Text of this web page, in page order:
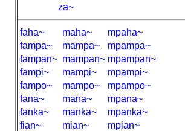
za~
faha~ maha~
mpaha~
fampa~
mampa~
mpampa~
fampan~ mampan~ mpampan~
fampi~
mampi~ mpampi~
fampo~
mampo~ mpampo~
fana~
mana~ mpana~
fanka~
manka~ mpanka~
fian~
mian~ mpian~